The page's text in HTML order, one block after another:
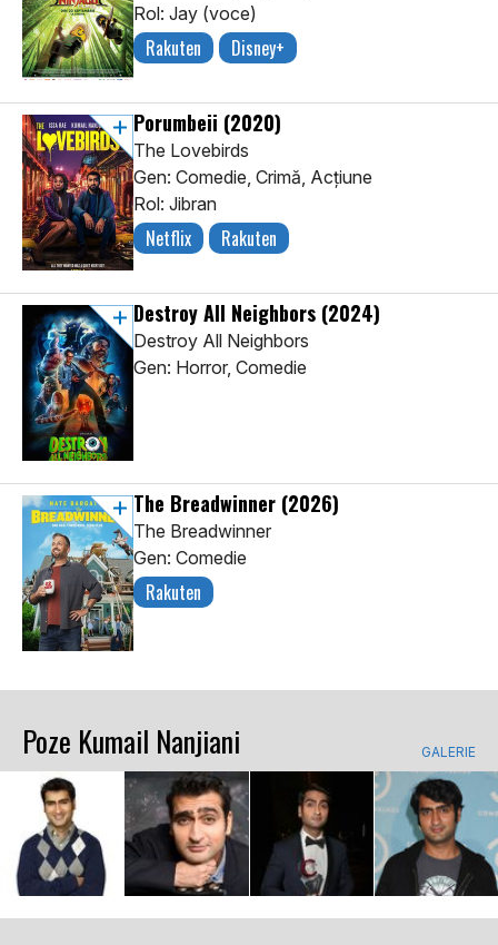
Rol: Jay (voce)
Rakuten Disney+
Porumbeii (2020)
The Lovebirds
Gen: Comedie, Crimă, Acţiune
Rol: Jibran
Netflix Rakuten
Destroy All Neighbors (2024)
Destroy All Neighbors
Gen: Horror, Comedie
The Breadwinner (2026)
The Breadwinner
Gen: Comedie
Rakuten
Poze Kumail Nanjiani GALERIE